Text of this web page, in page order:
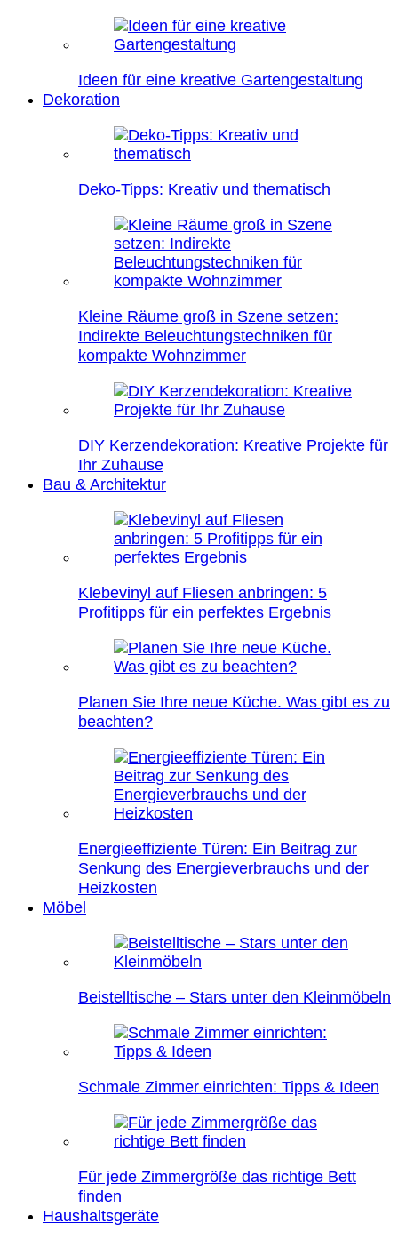
Ideen für eine kreative Gartengestaltung
Dekoration
Deko-Tipps: Kreativ und thematisch
Kleine Räume groß in Szene setzen:
Indirekte Beleuchtungstechniken für
kompakte Wohnzimmer
DIY Kerzendekoration: Kreative Projekte für
Ihr Zuhause
Bau & Architektur
Klebevinyl auf Fliesen anbringen: 5
Profitipps für ein perfektes Ergebnis
Planen Sie Ihre neue Küche. Was gibt es zu
beachten?
Energieeffiziente Türen: Ein Beitrag zur
Senkung des Energieverbrauchs und der
Heizkosten
Möbel
Beistelltische – Stars unter den Kleinmöbeln
Schmale Zimmer einrichten: Tipps & Ideen
Für jede Zimmergröße das richtige Bett
finden
Haushaltsgeräte